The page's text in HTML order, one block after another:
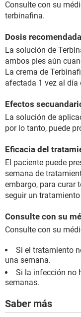
Consulte con su
terbinafina.
Dosis recomendada
La solución de
ambos pies aún
La crema de
afectada 1 vez al día
Efectos
La solución de
por lo tanto, puede
Eficacia del
El paciente puede
semana de
embargo, para curar
seguir un
Consulte con su
Consulte con su
Si el tratamiento
una semana.
Si la infección no
semanas.
Saber más